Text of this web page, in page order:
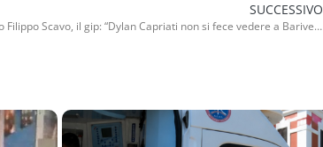
SUCCESSIVO
Omicidio Filippo Scavo, il gip: “Dylan Capriati non si fece vedere a Barivecchia dopo averlo ucciso”